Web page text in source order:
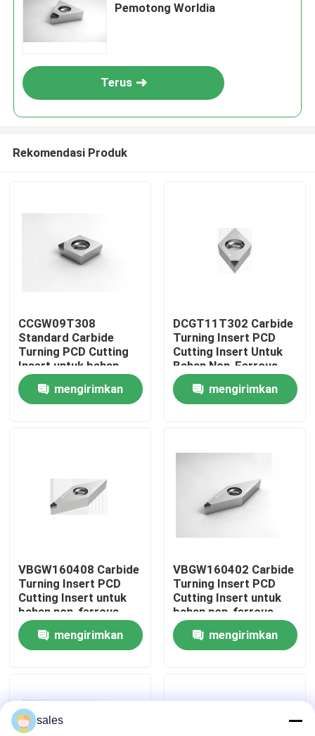
Rumah
Produk
Kontrol kualitas
Berita
Semua Kasus
Sisipan Pemotongan PCD
Pemotong Worldia
Terus
Rekomendasi Produk
CCGW09T308
Standard Carbide
Turning PCD Cutting
Insert untuk bahan
non-ferrous
mengirimkan
DCGT11T302 Carbide
Turning Insert PCD
Cutting Insert Untuk
Bahan Non-Ferrous
mengirimkan
VBGW160408 Carbide
Turning Insert PCD
Cutting Insert untuk
bahan non-ferrous
mengirimkan
VBGW160402 Carbide
Turning Insert PCD
Cutting Insert untuk
bahan non-ferrous
mengirimkan
sales